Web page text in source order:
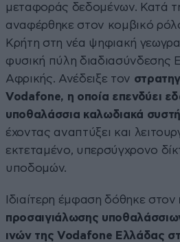
μεταφοράς δεδομένων. Κατά
αναφέρθηκε στον κομβικό
Κρήτη στη νέα ψηφιακή
φυσική πύλη διαδιασύνδεσης
Αφρικής. Ανέδειξε τον
Vodafone, η οποία επενδύει
υποθαλάσσια καλωδιακά
έχοντας αναπτύξει και
εκτεταμένο, υπερσύγχρονο
υποδομών.
Ιδιαίτερη έμφαση δόθηκε στον
προσαιγιάλωσης
ινών της Vodafone Ελλάδας